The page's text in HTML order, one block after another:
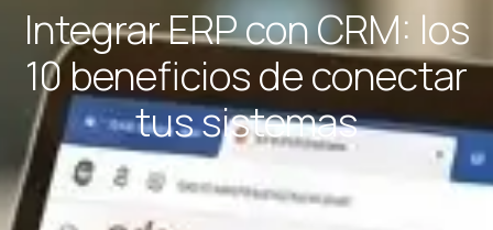
Integrar ERP con CRM: los
10 beneficios de conectar
tus sistemas